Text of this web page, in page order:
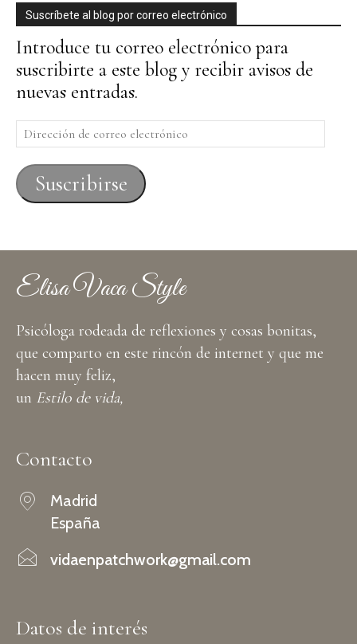
Suscríbete al blog por correo electrónico
Introduce tu correo electrónico para
suscribirte a este blog y recibir avisos de
nuevas entradas.
Dirección
de
correo
electrónico
Suscribirse
Elisa Vaca Style
Psicóloga rodeada de reflexiones y cosas bonitas,
que comparto en este rincón de internet y que me
hacen muy feliz,
un Estilo de vida,
Contacto
Madrid
España
vidaenpatchwork@gmail.com
Datos de interés